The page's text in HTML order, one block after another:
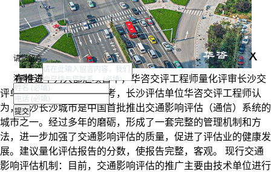
在推进不力大都汇项目中，华咨交评工程师量化评审长沙交
评单位工作质量的技术思考， 长沙评估单位华咨交评工程师认
为，长沙长沙城市是中国首批推出交通影响评估（通信）系统的
城市之一。经过多年的磨砺，形成了一套完整的管理机制和方
法，进一步加强了交通影响评估的质量，促进了评估业的健康发
展。建议量化评估报告的分数，使报告完整，客观。 现行交通
影响评估机制：目前，交通影响评估的推广主要由技术单位进行
请您留言 x
湖南华咨